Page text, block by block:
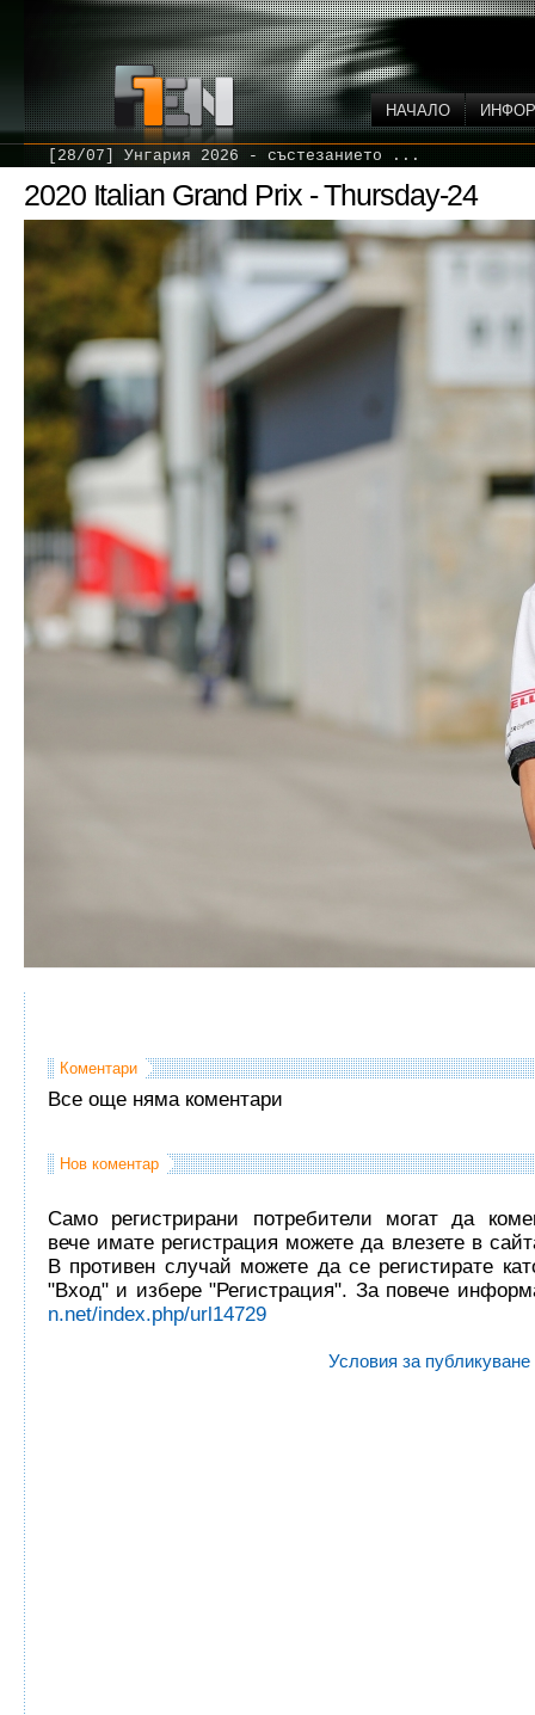
НАЧАЛО
[28/07] Унгария 2026 - състезанието ...
2020 Italian Grand Prix - Thursday-24
Коментари
Все още няма коментари
Нов коментар
Само регистрирани потребители могат да
вече имате регистрация можете да влезете в
В противен случай можете да се регистирате
"Вход" и избере "Регистрация". За повече
n.net/index.php/url14729
Условия за